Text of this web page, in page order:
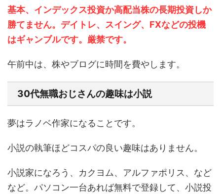
基本、インデックス投資か高配当株の長期投資しか
勝てません。デイトレ、スイング、FXなどの投機
はギャンブルです。厳禁です。
午前中は、株やブログに時間を費やします。
30代無職おじさんの趣味は小説
夢はラノベ作家になることです。
小説の執筆ほどコスパの良い趣味はありません。
小説家になろう、カクヨム、アルファポリス、など
など。パソコン一台あれば無料で登録して、小説投